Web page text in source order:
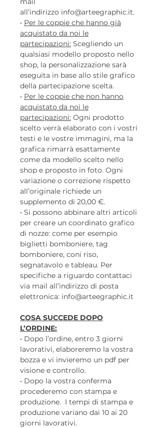
all’indirizzo info@arteegraphic.it.
• Per le coppie che hanno già
acquistato da noi le
partecipazioni: Scegliendo un
qualsiasi modello proposto nello
shop, la personalizzazione sarà
eseguita in base allo stile grafico
della partecipazione scelta.
• Per le coppie che non hanno
acquistato da noi le
partecipazioni: Ogni prodotto
scelto verrà elaborato con i vostri
testi e le vostre immagini, ma la
grafica rimarrà esattamente
come da modello scelto nello
shop e proposto in foto. Ogni
variazione o correzione rispetto
all’originale richiede un
supplemento di 20,00 €.
• Si possono abbinare altri articoli
per creare un coordinato grafico
di nozze: come per esempio
biglietti bomboniere, tag
bomboniere, coni riso,
segnatavolo e tableau. Per
specifiche a riguardo contattaci
via mail all’indirizzo di posta
elettronica: info@arteegraphic.it
COSA SUCCEDE DOPO
L’ORDINE:
• Dopo l’ordine, entro 3 giorni
lavorativi, elaboreremo la vostra
bozza e vi invieremo un pdf per
visione e controllo.
• Dopo la vostra conferma
procederemo con stampa e
produzione. I tempi di stampa e
produzione variano dai 10 ai 20
giorni lavorativi.